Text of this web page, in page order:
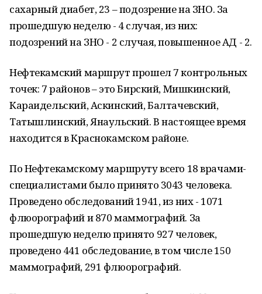
сахарный диабет, 23 – подозрение на ЗНО. За
прошедшую неделю - 4 случая, из них:
подозрений на ЗНО - 2 случая, повышенное АД - 2.
Нефтекамский маршрут прошел 7 контрольных
точек: 7 районов – это Бирский, Мишкинский,
Караидельский, Аскинский, Балтачевский,
Татышлинский, Янаульский. В настоящее время
находится в Краснокамском районе.
По Нефтекамскому маршруту всего 18 врачами-
специалистами было принято 3043 человека.
Проведено обследований 1941, из них - 1071
флюорографий и 870 маммографий. За
прошедшую неделю принято 927 человек,
проведено 441 обследование, в том числе 150
маммографий, 291 флюорографий.